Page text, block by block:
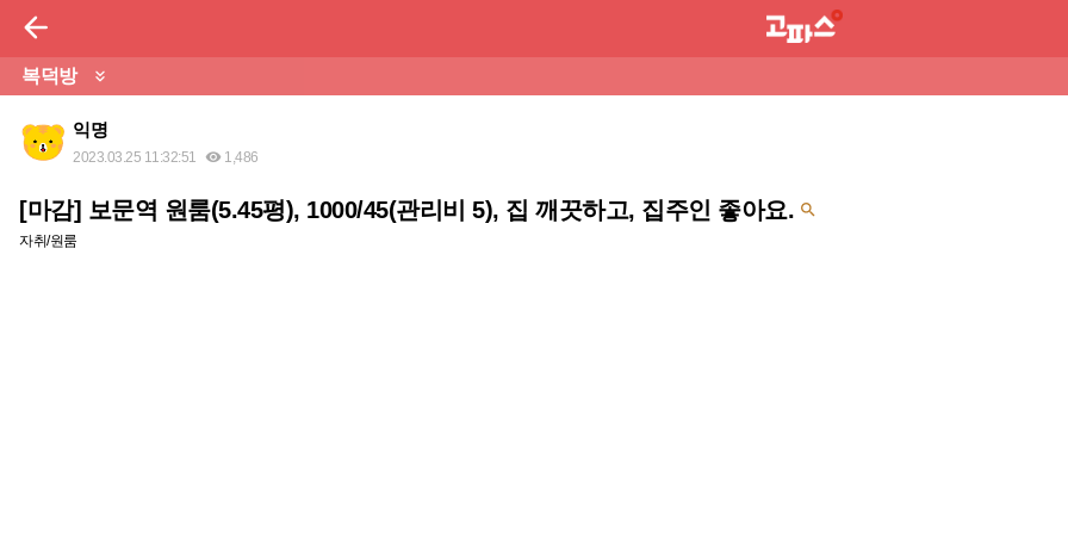

복덕방 
익명
2023.03.25 11:32:51  1,486
[마감] 보문역 원룸(5.45평), 1000/45(관리비 5), 집 깨끗하고, 집주인 좋아요. 
자취/원룸